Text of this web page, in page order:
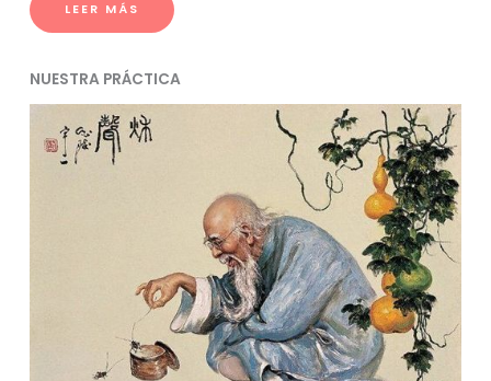
LEER MÁS
NUESTRA PRÁCTICA